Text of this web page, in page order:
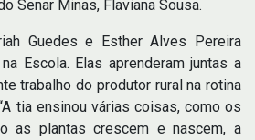
Senar Minas, Flaviana Sousa.
Guedes e Esther Alves Pereira
Escola. Elas aprenderam juntas a
trabalho do produtor rural na rotina
tia ensinou várias coisas, como os
as plantas crescem e nascem, a